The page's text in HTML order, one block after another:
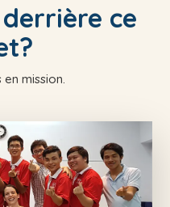
ce
mission.